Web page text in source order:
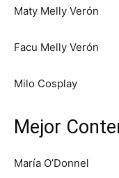
Maty Melly Verón
Facu Melly Verón
Milo Cosplay
Mejor
María O’Donnel